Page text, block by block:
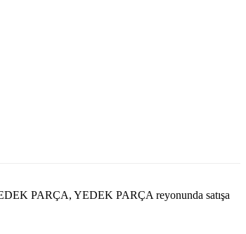
PARÇA, YEDEK PARÇA reyonunda satışa